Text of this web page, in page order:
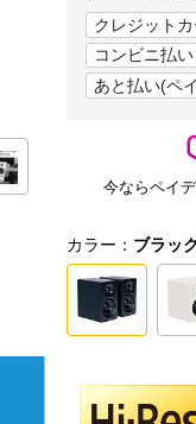
クレジットカ
コンビニ払い
あと払い(ペ
今ならペイ
カラー： ブラック